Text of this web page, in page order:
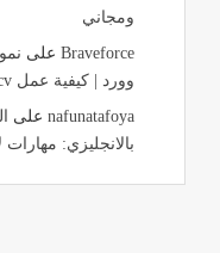
ومجاني
Braveforceعلى
وورد | كيفية عمل cv باللغة الانجليزية
nafunatafoyaعلى
بالانجليزي: